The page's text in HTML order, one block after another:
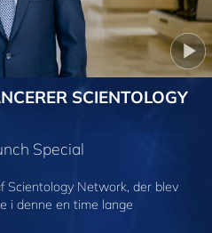
SCIENTOLOGY
Special
Scientology Network, der blev
i denne en time lange